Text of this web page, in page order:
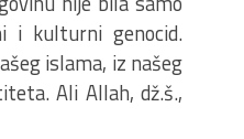
i kulturni genocid.
islama, iz našeg
Ali Allah, dž.š.,